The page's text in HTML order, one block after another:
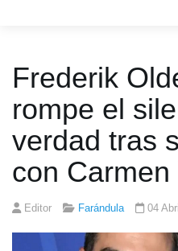
Frederik
rompe el
verdad tras
con
Editor Farándula 04